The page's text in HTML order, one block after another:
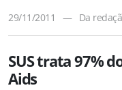
29/11/2011 — Da
SUS trata 97%
Aids